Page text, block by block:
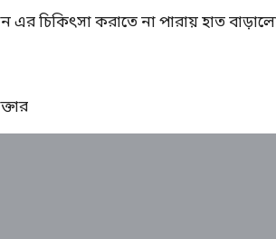
চিকিৎসা করাতে না পারায় হাত